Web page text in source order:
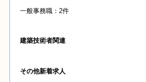
一般事務職：2件
建築技術者関連
その他新着求人